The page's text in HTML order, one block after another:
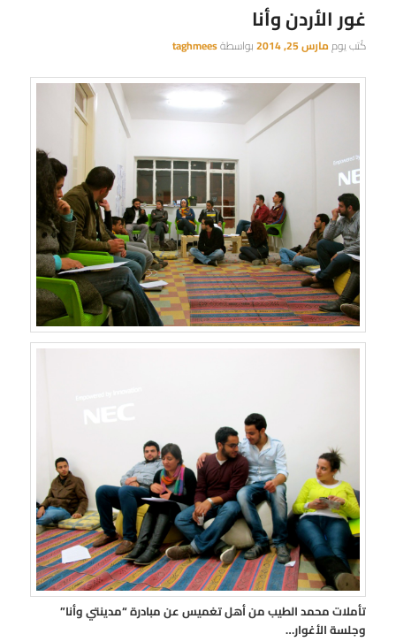
غور الأردن وأنا
كُتب يوممارس 25, 2014 بواسطةtaghmees
تأملات محمد الطيب من أهل تغميس عن مبادرة “مدينتي وأنا”
وجلسة الأغوار…